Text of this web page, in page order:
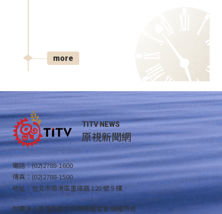
more
TITV NEWS
原視新聞網
電話：(02)2788-1600
傳真：(02)2788-1500
地址：台北市南港區重陽路 120 號 5 樓
財團法人原住民族文化事業基金會 版權所有